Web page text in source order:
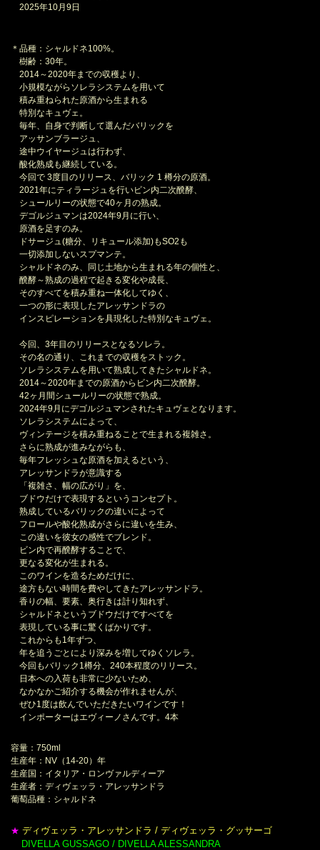
2025年10月9日
＊品種：シャルドネ100%。
樹齢：30年。
2014～2020年までの収穫より、
小規模ながらソレラシステムを用いて
積み重ねられた原酒から生まれる
特別なキュヴェ。
毎年、自身で判断して選んだバリックを
アッサンブラージュ、
途中ウイヤージュは行わず、
酸化熟成も継続している。
今回で 3度目のリリース、バリック 1 樽分の原酒。
2021年にティラージュを行いビン内二次醗酵、
シュールリーの状態で40ヶ月の熟成。
デゴルジュマンは2024年9月に行い、
原酒を足すのみ。
ドサージュ(糖分、リキュール添加)もSO2も
一切添加しないスプマンテ。
シャルドネのみ、同じ土地から生まれる年の個性と、
醗酵～熟成の過程で起きる変化や成長、
そのすべてを積み重ね一体化してゆく、
一つの形に表現したアレッサンドラの
インスピレーションを具現化した特別なキュヴェ。
今回、3年目のリリースとなるソレラ。
その名の通り、これまでの収穫をストック。
ソレラシステムを用いて熟成してきたシャルドネ。
2014～2020年までの原酒からビン内二次醗酵。
42ヶ月間シュールリーの状態で熟成。
2024年9月にデゴルジュマンされたキュヴェとなります。
ソレラシステムによって、
ヴィンテージを積み重ねることで生まれる複雑さ。
さらに熟成が進みながらも、
毎年フレッシュな原酒を加えるという、
アレッサンドラが意識する
「複雑さ、幅の広がり」を、
ブドウだけで表現するというコンセプト。
熟成しているバリックの違いによって
フロールや酸化熟成がさらに違いを生み、
この違いを彼女の感性でブレンド。
ビン内で再醗酵することで、
更なる変化が生まれる。
このワインを造るためだけに、
途方もない時間を費やしてきたアレッサンドラ。
香りの幅、要素、奥行きは計り知れず、
シャルドネというブドウだけですべてを
表現している事に驚くばかりです。
これからも1年ずつ、
年を追うごとにより深みを増してゆくソレラ。
今回もバリック1樽分、240本程度のリリース。
日本への入荷も非常に少ないため、
なかなかご紹介する機会が作れませんが、
ぜひ1度は飲んでいただきたいワインです！
インポーターはエヴィーノさんです。4本
容量：750ml
生産年：NV（14-20）年
生産国：イタリア・ロンヴァルディーア
生産者：ディヴェッラ・アレッサンドラ
葡萄品種：シャルドネ
★ ディヴェッラ・アレッサンドラ / ディヴェッラ・グッサーゴ
DIVELLA GUSSAGO / DIVELLA ALESSANDRA